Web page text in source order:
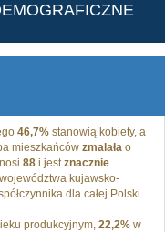
46,7% stanowią kobiety, a
mieszkańców zmalała o
88 i jestznacznie
kujawsko-
dla całej Polski.
produkcyjnym, 22,2% w